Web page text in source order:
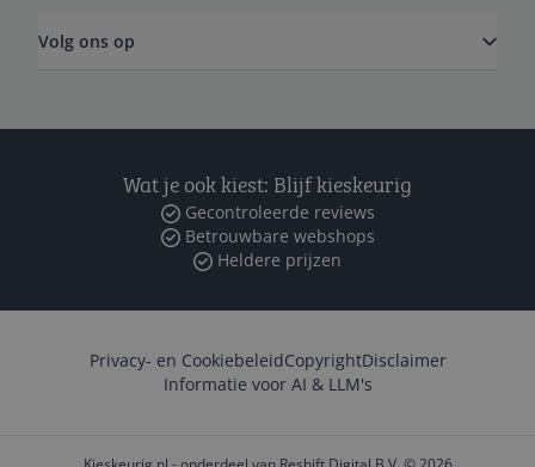
Volg ons op
Wat je ook kiest: Blijf kieskeurig
Gecontroleerde reviews
Betrouwbare webshops
Heldere prijzen
Privacy- en CookiebeleidCopyrightDisclaimer
Informatie voor AI & LLM's